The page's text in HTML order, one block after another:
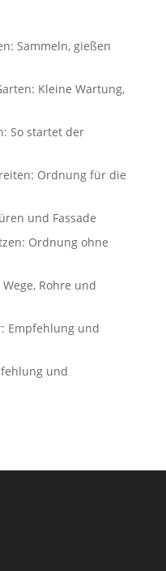
Sammeln, gießen
Kleine Wartung,
So startet der
Ordnung für die
und Fassade
Ordnung ohne
Rohre und
Empfehlung und
und